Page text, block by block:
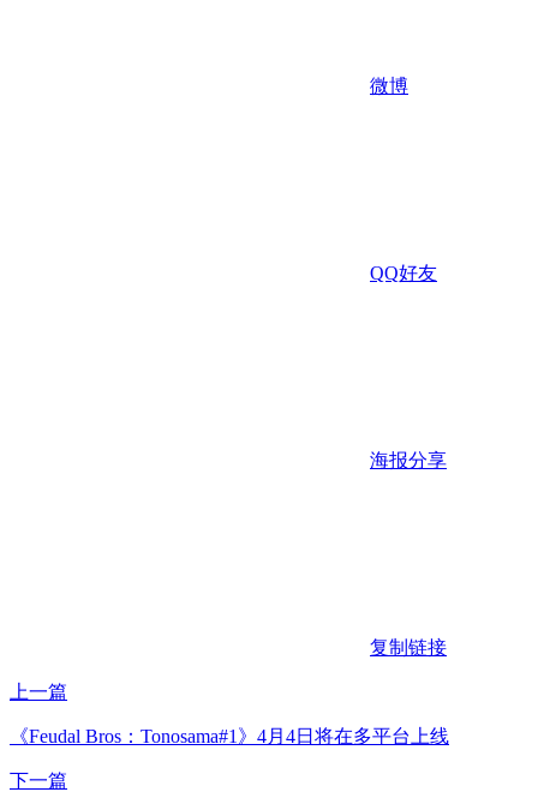
微博
QQ好友
海报分享
复制链接
上一篇
《Feudal Bros：Tonosama#1》4月4日将在多平台上线
下一篇